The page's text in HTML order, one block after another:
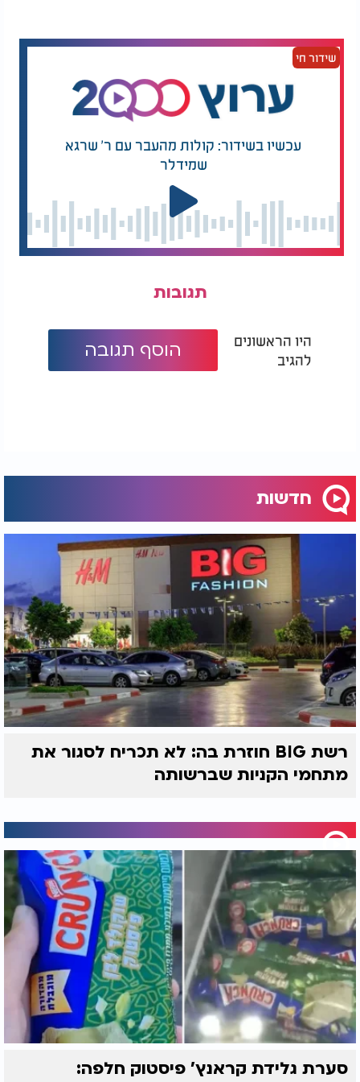
שידור חי
עכשיו בשידור: קולות מהעבר עם ר' שרגא
שמידלר
תגובות
היו הראשונים
להגיב
הוסף תגובה
חדשות
רשת BIG חוזרת בה: לא תכריח לסגור את
מתחמי הקניות שברשותה
סערת גלידת קראנץ' פיסטוק חלפה: